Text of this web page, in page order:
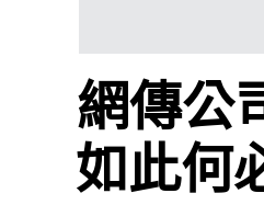
網傳公
如此何